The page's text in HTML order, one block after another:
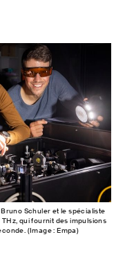
Schuler et le spécialiste
qui fournit des impulsions
(Image : Empa)